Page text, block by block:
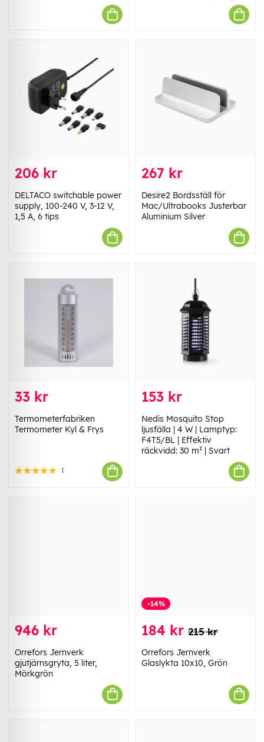
206 kr
DELTACO switchable power
supply, 100-240 V, 3-12 V,
1,5 A, 6 tips
267 kr
Desire2 Bordsställ för
Mac/Ultrabooks Justerbar
Aluminium Silver
33 kr
Termometerfabriken
Termometer Kyl & Frys
1
153 kr
Nedis Mosquito Stop
ljusfälla | 4 W | Lamptyp:
F4T5/BL | Effektiv
räckvidd: 30 m² | Svart
946 kr
Orrefors Jernverk
gjutjärnsgryta, 5 liter,
Mörkgrön
-14%
184 kr 215 kr
Orrefors Jernverk
Glaslykta 10x10, Grön